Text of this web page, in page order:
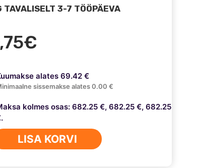
€
alates 69.42 €
sissemakse alates 0.00 €
kolmes osas: 682.25 €, 682.25 €, 682.25
LISA KORVI
TAVALISELT 3-7 TÖÖPÄEVA